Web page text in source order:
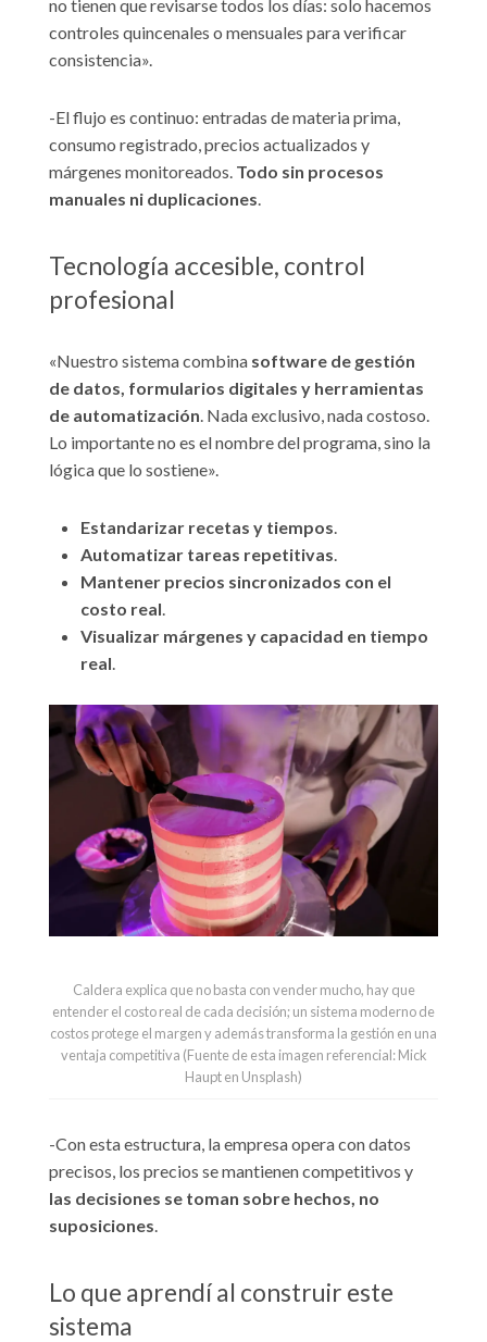
no tienen que revisarse todos los días: solo hacemos
controles quincenales o mensuales para verificar
consistencia».
-El flujo es continuo: entradas de materia prima,
consumo registrado, precios actualizados y
márgenes monitoreados. Todo sin procesos
manuales ni duplicaciones.
Tecnología accesible, control
profesional
«Nuestro sistema combina software de gestión
de datos, formularios digitales y herramientas
de automatización. Nada exclusivo, nada costoso.
Lo importante no es el nombre del programa, sino la
lógica que lo sostiene».
Estandarizar recetas y tiempos.
Automatizar tareas repetitivas.
Mantener precios sincronizados con el
costo real.
Visualizar márgenes y capacidad en tiempo
real.
Caldera explica que no basta con vender mucho, hay que
entender el costo real de cada decisión; un sistema moderno de
costos protege el margen y además transforma la gestión en una
ventaja competitiva (Fuente de esta imagen referencial: Mick
Haupt en Unsplash)
-Con esta estructura, la empresa opera con datos
precisos, los precios se mantienen competitivos y
las decisiones se toman sobre hechos, no
suposiciones
Lo que aprendí al construir este
sistema